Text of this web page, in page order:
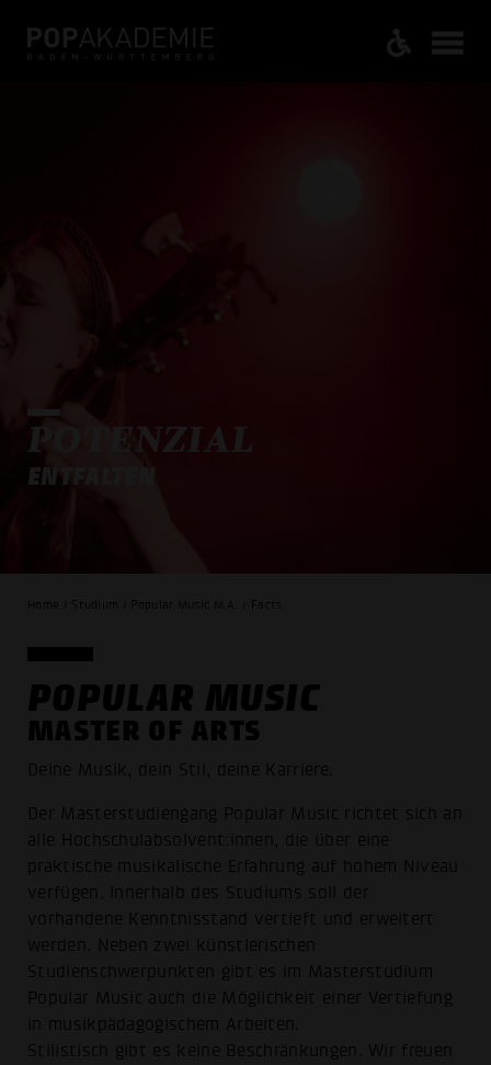
POTENZIAL
ENTFALTEN
Home / Studium / Popular Music M.A. / Facts
POPULAR MUSIC
MASTER OF ARTS
Deine Musik, dein Stil, deine Karriere.
Der Masterstudiengang Popular Music richtet sich an
alle Hochschul­absolvent:innen, die über eine
praktische musikalische Erfahrung auf hohem Niveau
verfügen. Innerhalb des Studiums soll der
vorhandene Kenntnisstand vertieft und erweitert
werden. Neben zwei künstlerischen
Studienschwerpunkten gibt es im Masterstudium
Popular Music auch die Möglichkeit einer Vertiefung
in musikpädagogischem Arbeiten.
Stilistisch gibt es keine Beschränkungen. Wir freuen